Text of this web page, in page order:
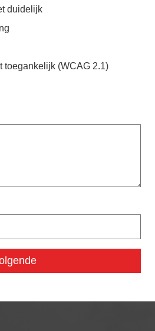
duidelijk
toegankelijk (WCAG 2.1)